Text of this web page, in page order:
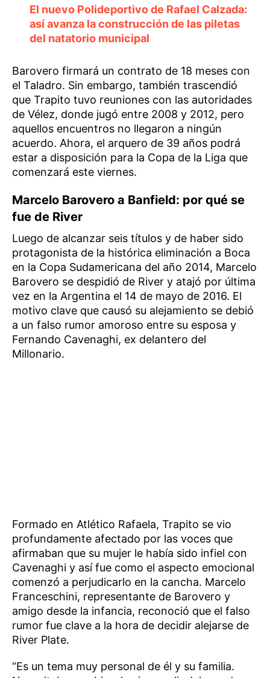
El nuevo Polideportivo de Rafael Calzada:
así avanza la construcción de las piletas
del natatorio municipal
Barovero firmará un contrato de 18 meses con
el Taladro. Sin embargo, también trascendió
que Trapito tuvo reuniones con las autoridades
de Vélez, donde jugó entre 2008 y 2012, pero
aquellos encuentros no llegaron a ningún
acuerdo. Ahora, el arquero de 39 años podrá
estar a disposición para la Copa de la Liga que
comenzará este viernes.
Marcelo Barovero a Banfield: por qué se
fue de River
Luego de alcanzar seis títulos y de haber sido
protagonista de la histórica eliminación a Boca
en la Copa Sudamericana del año 2014, Marcelo
Barovero se despidió de River y atajó por última
vez en la Argentina el 14 de mayo de 2016. El
motivo clave que causó su alejamiento se debió
a un falso rumor amoroso entre su esposa y
Fernando Cavenaghi, ex delantero del
Millonario.
Formado en Atlético Rafaela, Trapito se vio
profundamente afectado por las voces que
afirmaban que su mujer le había sido infiel con
Cavenaghi y así fue como el aspecto emocional
comenzó a perjudicarlo en la cancha. Marcelo
Franceschini, representante de Barovero y
amigo desde la infancia, reconoció que el falso
rumor fue clave a la hora de decidir alejarse de
River Plate.
“Es un tema muy personal de él y su familia.